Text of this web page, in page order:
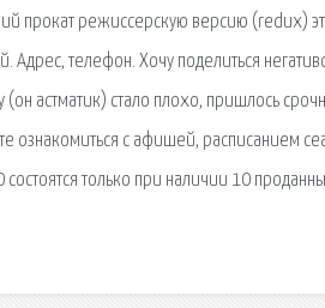
прокат режиссерскую версию (redux)
Адрес, телефон. Хочу поделиться
астматик) стало плохо, пришлось
ознакомиться с афишей, расписанием
только при наличии 10